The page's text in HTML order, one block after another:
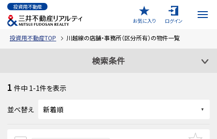
投資用不動産
お気に入り
ログイン
投資用不動産TOP 川越線の店舗・事務所（区分所有）の物件一覧
検索条件
1 件中 1-1件を表示
並べ替え